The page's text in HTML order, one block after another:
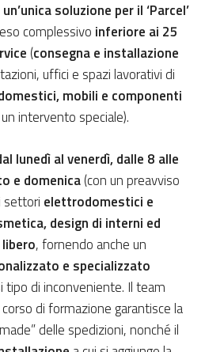
un’unica soluzione per il ‘Parcel’
complessivo inferiore ai 25
(consegna e installazione
uffici e spazi lavorativi di
mobili e componenti
intervento speciale).
lunedì al venerdì, dalle 8 alle
e domenica(con un preavviso
settori elettrodomestici e
design di interni ed
, fornendo anche un
e specializzato
tipo di inconveniente. Il team
di formazione garantisce la
delle spedizioni, nonché il